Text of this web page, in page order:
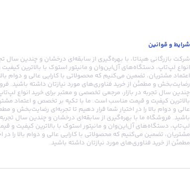
شرایط و قوانین
شرکت بازرگانی هیناتا، با بهره‌گیری از سابقه‌ای درخشان و چندین سال
انواع لپ‌تاپ، دستگاه‌های آل‌این‌وان و مانیتور استوک با بالاترین
اعتماد مشتریان، تضمین می‌کنیم که محصولاتی با کارایی عالی و دوام بالا
رضایت‌بخش و مطمئن از خرید فناوری‌های مورد نیازتان داشته باشید.
چندین سال تجربه در بازار، مرجعی تخصصی و معتبر برای خرید انواع
بالاترین کیفیت و قیمت مناسب است. ما با تکیه بر تخصص و اعتماد
عالی و دوام بالا را در اختیار شما قرار دهیم تا تجربه‌ای رضایت‌بخش و
باشید. فروشگاه ما با بهره‌گیری از سابقه‌ای درخشان و چندین سال
لپ‌تاپ، دستگاه‌های آل‌این‌وان و مانیتور استوک با بالاترین کیفیت و
مشتریان، تضمین می‌کنیم که محصولاتی با کارایی عالی و دوام بالا را
مطمئن از خرید فناوری‌های مورد نیازتان داشته باشید.